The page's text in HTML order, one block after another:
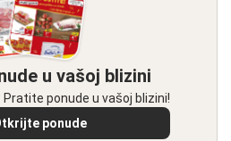
u vašoj blizini
ponude u vašoj blizini!
ponude